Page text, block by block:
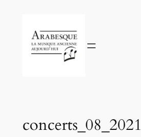
contenu
concerts_08_2021